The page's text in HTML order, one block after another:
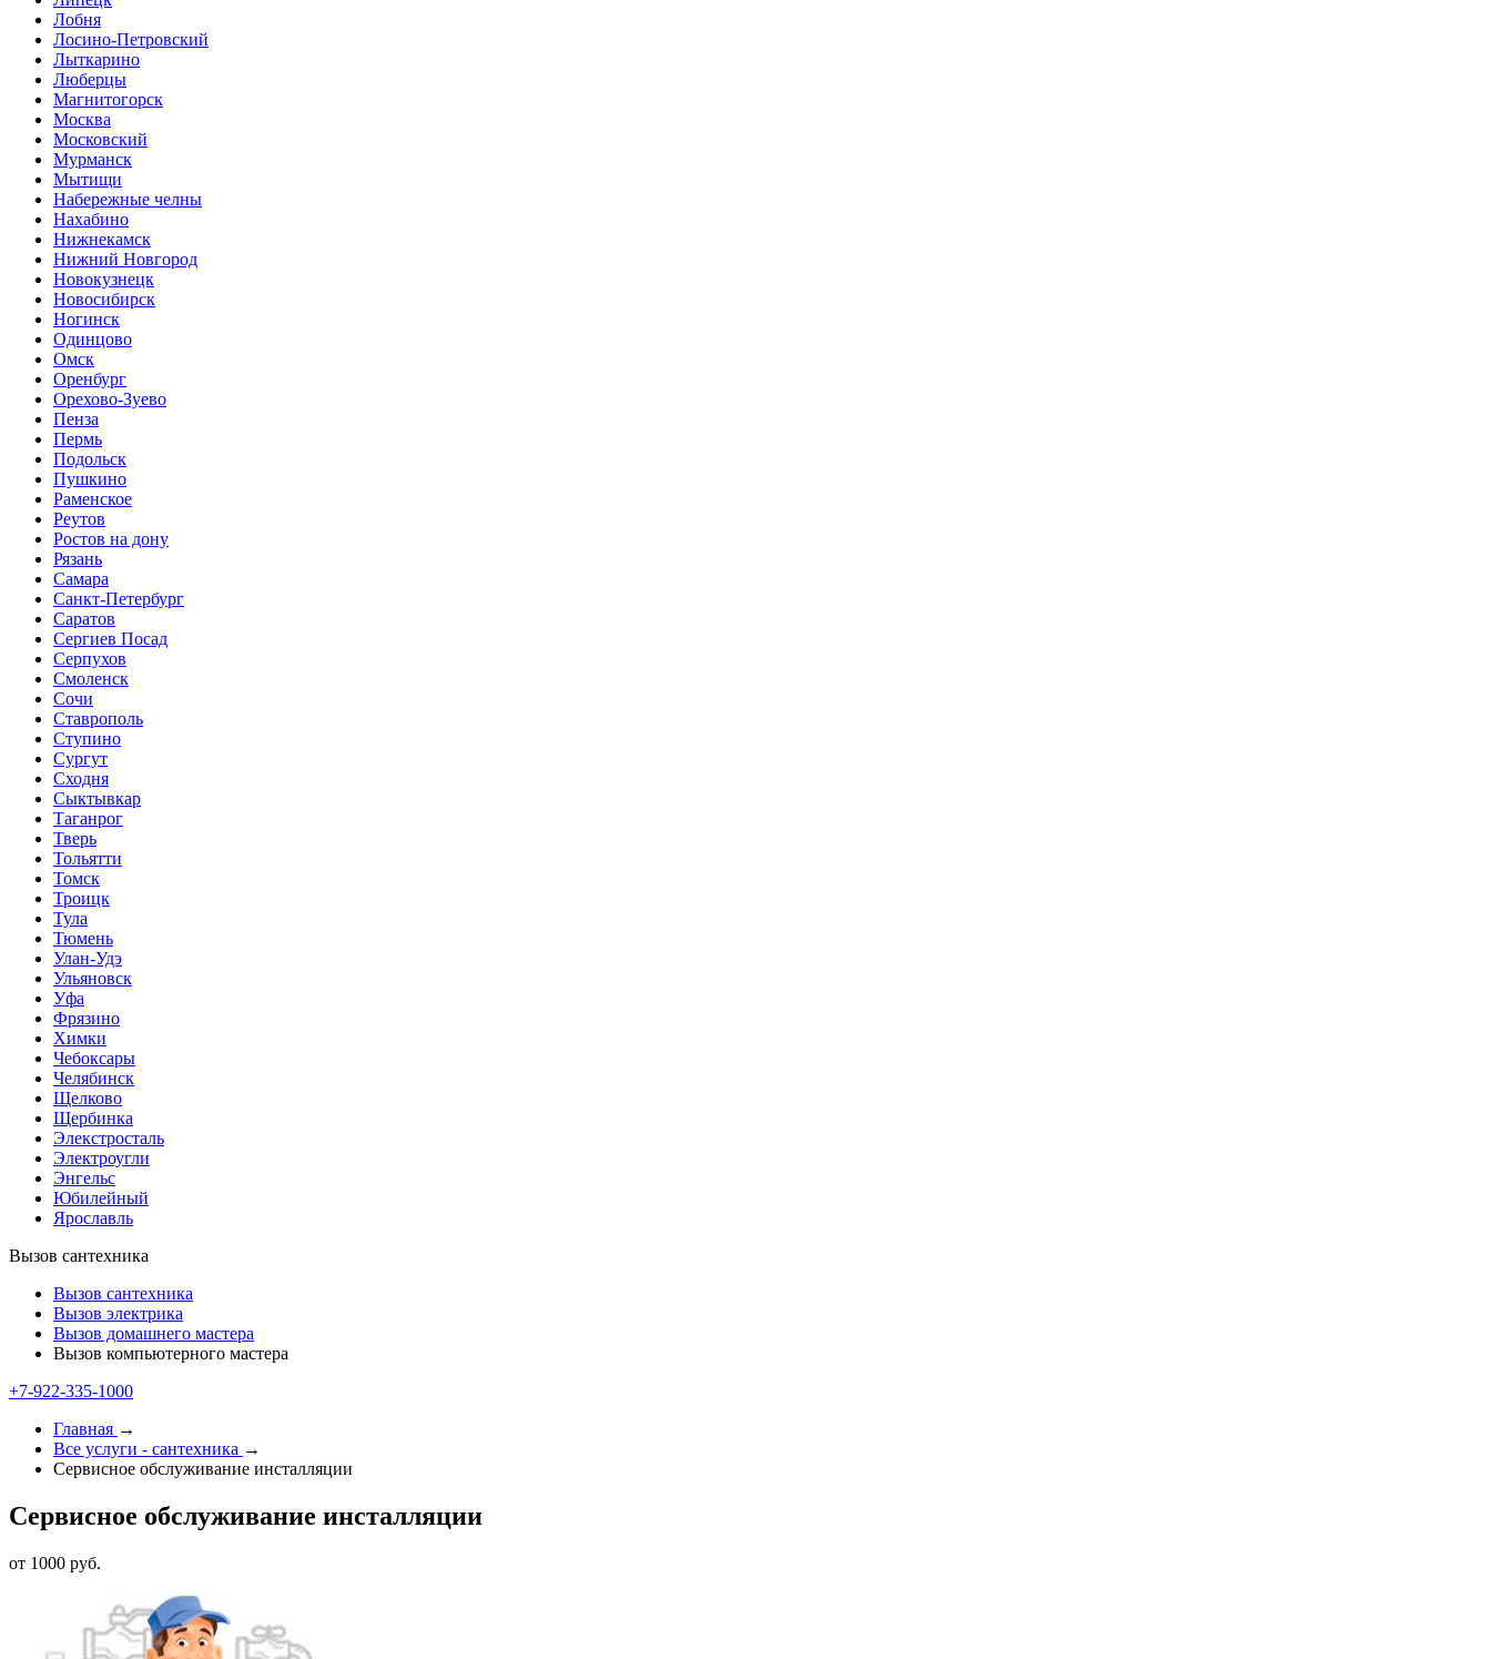
Лобня
Лосино-Петровский
Лыткарино
Люберцы
Магнитогорск
Москва
Московский
Мурманск
Мытищи
Набережные челны
Нахабино
Нижнекамск
Нижний Новгород
Новокузнецк
Новосибирск
Ногинск
Одинцово
Омск
Оренбург
Орехово-Зуево
Пенза
Пермь
Подольск
Пушкино
Раменское
Реутов
Ростов на дону
Рязань
Самара
Санкт-Петербург
Саратов
Сергиев Посад
Серпухов
Смоленск
Сочи
Ставрополь
Ступино
Сургут
Сходня
Сыктывкар
Таганрог
Тверь
Тольятти
Томск
Троицк
Тула
Тюмень
Улан-Удэ
Ульяновск
Уфа
Фрязино
Химки
Чебоксары
Челябинск
Щелково
Щербинка
Элекстросталь
Электроугли
Энгельс
Юбилейный
Ярославль
Вызов сантехника
Вызов сантехника
Вызов электрика
Вызов домашнего мастера
Вызов компьютерного мастера
+7-922-335-1000
Главная →
Все услуги - cантехника →
Сервисное обслуживание инсталляции
Сервисное обслуживание инсталляции
от 1000 руб.